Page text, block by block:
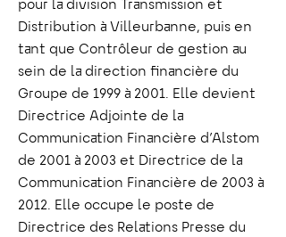
pour la division Transmission et
Distribution à Villeurbanne, puis en
tant que Contrôleur de gestion au
sein de la direction financière du
Groupe de 1999 à 2001. Elle devient
Directrice Adjointe de la
Communication Financière d’Alstom
de 2001 à 2003 et Directrice de la
Communication Financière de 2003 à
2012. Elle occupe le poste de
Directrice des Relations Presse du